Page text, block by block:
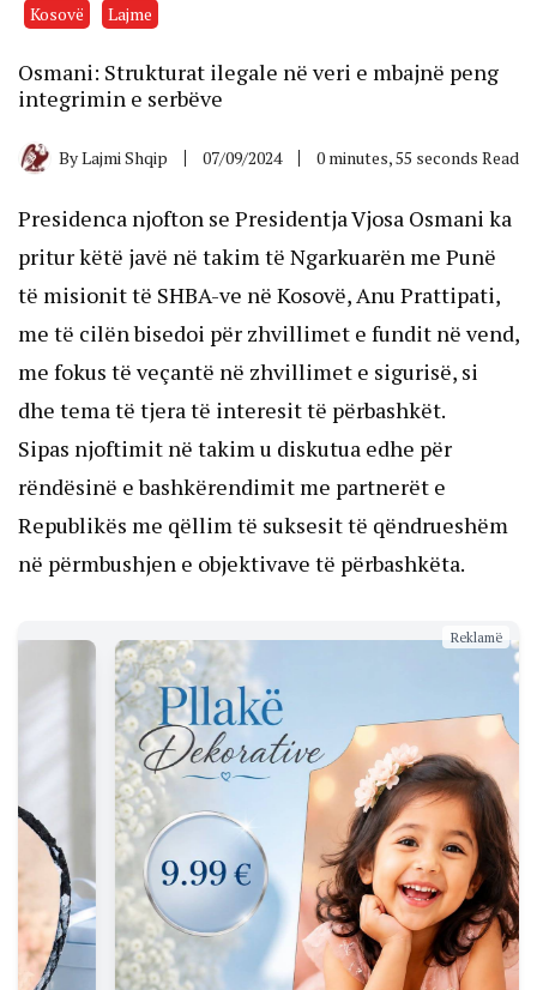
Kosovë Lajme
Osmani: Strukturat ilegale në veri e mbajnë peng
integrimin e serbëve
ByLajmi Shqip 07/09/2024 0 minutes, 55 seconds Read
Presidenca njofton se Presidentja Vjosa Osmani ka
pritur këtë javë në takim të Ngarkuarën me Punë
të misionit të SHBA-ve në Kosovë, Anu Prattipati,
me të cilën bisedoi për zhvillimet e fundit në vend,
me fokus të veçantë në zhvillimet e sigurisë, si
dhe tema të tjera të interesit të përbashkët.
Sipas njoftimit në takim u diskutua edhe për
rëndësinë e bashkërendimit me partnerët e
Republikës me qëllim të suksesit të qëndrueshëm
në përmbushjen e objektivave të përbashkëta.
Reklamë